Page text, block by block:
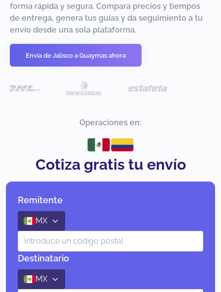
forma rápida y segura. Compara precios y tiempos
de entrega, genera tus guías y da seguimiento a tu
envío desde una sola plataforma.
Envía de Jalisco a Guaymas ahora
Operaciones en:
Cotiza gratis tu envío
Remitente
MX
Destinatario
MX